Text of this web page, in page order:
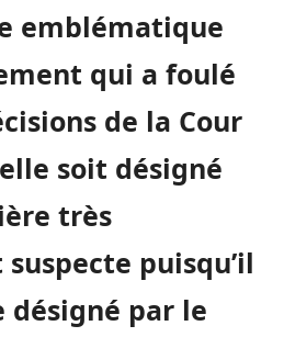
emblématique
qui a foulé
de la Cour
soit désigné
très
puisqu’il
par le